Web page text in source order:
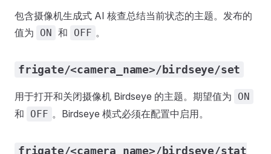
包含摄像机生成式 AI 核查总结当前状态的主题。发布的
值为
ON 和 OFF 。
frigate/<camera_name>/birdseye/set
用于打开和关闭摄像机 Birdseye 的主题。期望值为 ON
和 OFF 。Birdseye 模式必须在配置中启用。
frigate/<camera_name>/birdseye/stat